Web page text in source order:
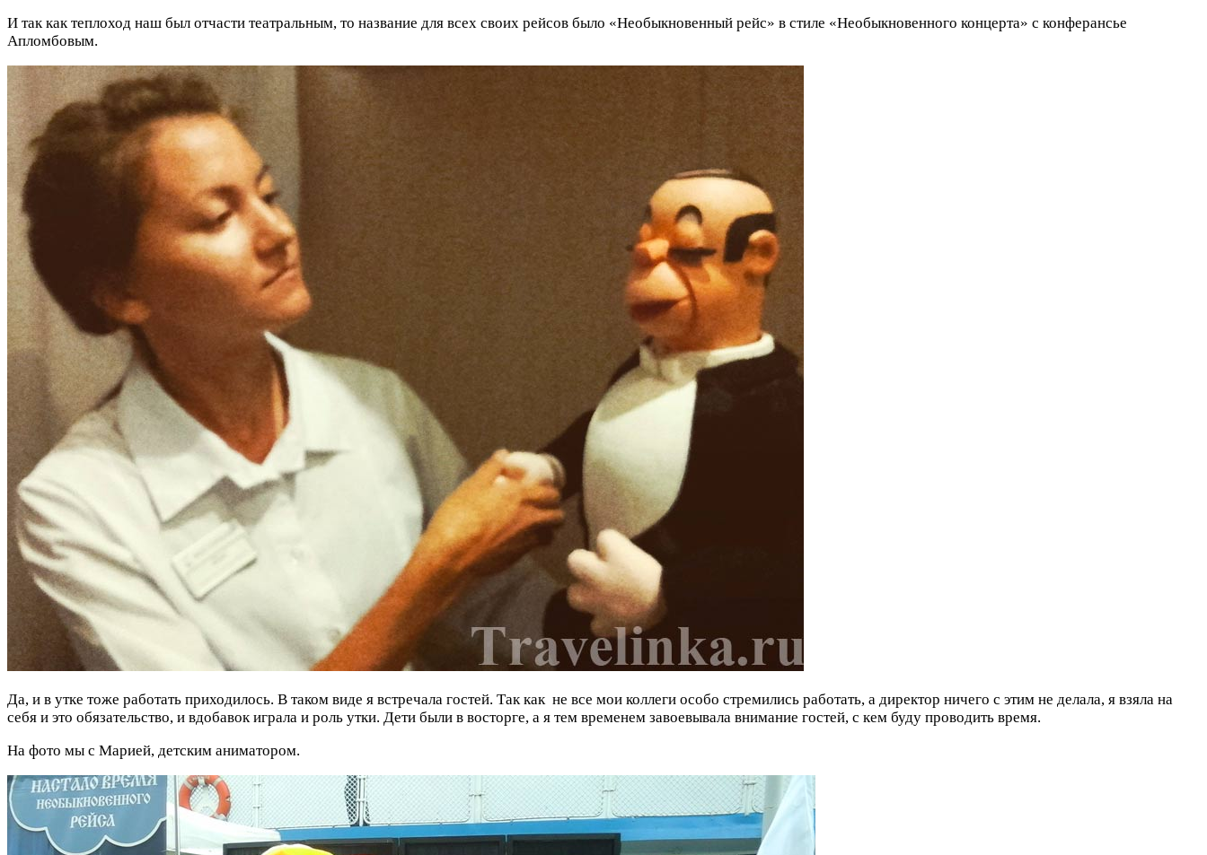
И так как теплоход наш был отчасти театральным, то название для всех своих рейсов было «Необыкновенный рейс» в стиле «Необыкновенного концерта» с конферансье
Апломбовым.
Да, и в утке тоже работать приходилось. В таком виде я встречала гостей. Так как не все мои коллеги особо стремились работать, а директор ничего с этим не делала, я взяла на
себя и это обязательство, и вдобавок играла и роль утки. Дети были в восторге, а я тем временем завоевывала внимание гостей, с кем буду проводить время.
На фото мы с Марией, детским аниматором.